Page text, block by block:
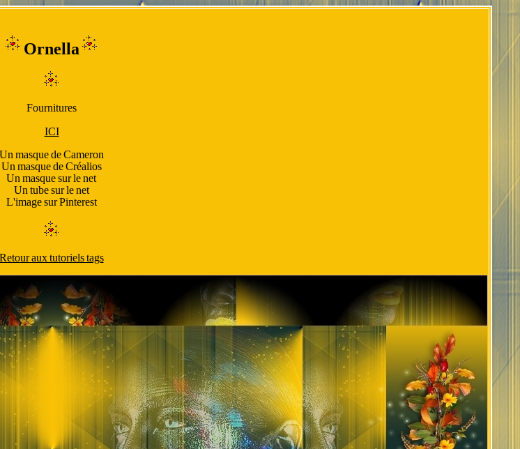
Ornella
Fournitures
ICI
Un masque de Cameron
Un masque de Créalios
Un masque sur le net
Un tube sur le net
L'image sur Pinterest
Retour aux tutoriels tags